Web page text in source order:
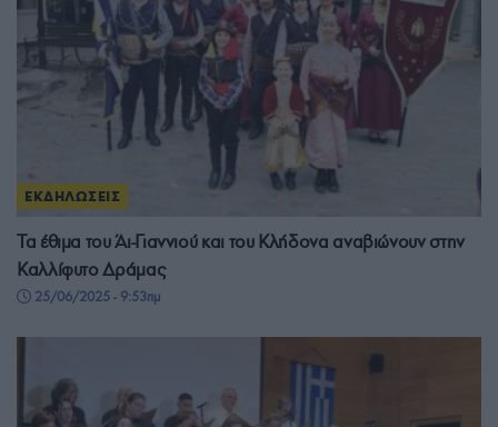
ΕΚΔΗΛΩΣΕΙΣ
Τα έθιμα του Άι-Γιαννιού και του Κλήδονα αναβιώνουν στην
Καλλίφυτο Δράμας
25/06/2025 - 9:53πμ